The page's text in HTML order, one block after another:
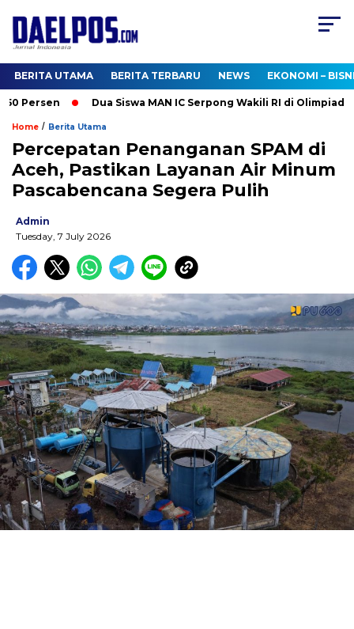
BERITA UTAMA BERITA TERBARU NEWS EKONOMI –
Persen Dua Siswa MAN IC Serpong Wakili RI di Olimpiade
Home / Berita Utama
Percepatan Penanganan SPAM di
Aceh, Pastikan Layanan Air Minum
Pascabencana Segera Pulih
Admin
Tuesday, 7 July 2026